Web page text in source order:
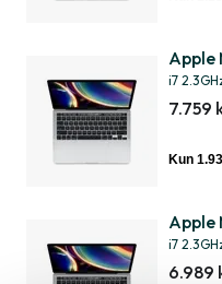
Apple
i7
7.759
Apple
i7
6.989